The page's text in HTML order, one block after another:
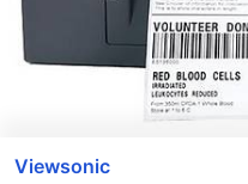
Viewsonic